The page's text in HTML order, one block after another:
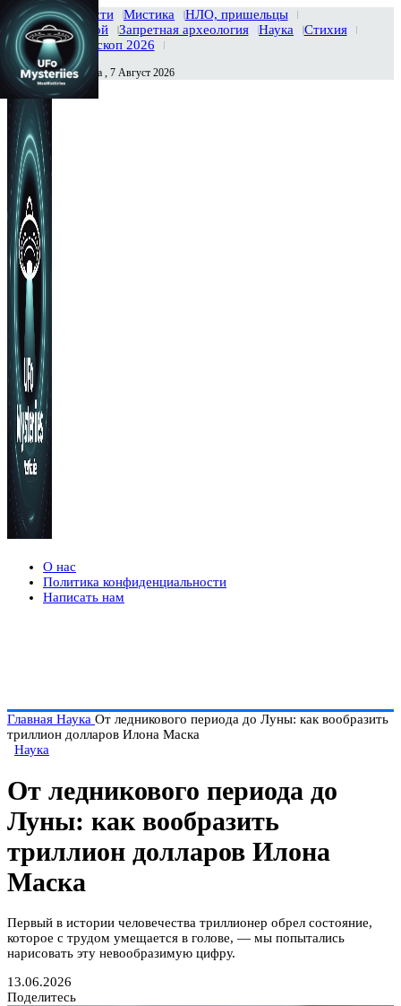
Главная Новости Мистика
НЛО, пришельцы
Тайны вселенной
Запретная археология Наука
Стихия
История
Гороскоп 2026
Сегодня Пятница , 7 Август 2026
О нас
Политика конфиденциальности
Написать нам
Главная Наука От ледникового периода до Луны: как вообразить
триллион долларов Илона Маска
Наука
От ледникового периода до
Луны: как вообразить
триллион долларов Илона
Маска
Первый в истории человечества триллионер обрел состояние,
которое с трудом умещается в голове, — мы попытались
нарисовать эту невообразимую цифру.
13.06.2026
Поделитесь